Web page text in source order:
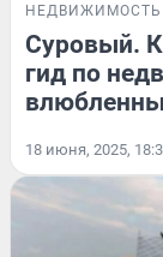
НЕДВИЖИМОСТЬ
Суровый.
гид по
18 июня, 2025,